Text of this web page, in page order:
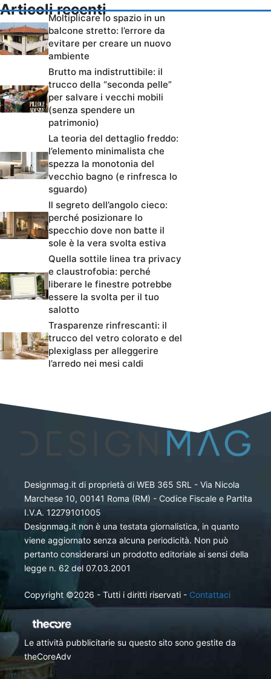
Articoli recenti
Moltiplicare lo spazio in un
balcone stretto: l’errore da
evitare per creare un nuovo
ambiente
Brutto ma indistruttibile: il
trucco della “seconda pelle”
per salvare i vecchi mobili
(senza spendere un
patrimonio)
La teoria del dettaglio freddo:
l’elemento minimalista che
spezza la monotonia del
vecchio bagno (e rinfresca lo
sguardo)
Il segreto dell’angolo cieco:
perché posizionare lo
specchio dove non batte il
sole è la vera svolta estiva
Quella sottile linea tra privacy
e claustrofobia: perché
liberare le finestre potrebbe
essere la svolta per il tuo
salotto
Trasparenze rinfrescanti: il
trucco del vetro colorato e del
plexiglass per alleggerire
l’arredo nei mesi caldi
Designmag.it di proprietà di WEB 365 SRL - Via Nicola
Marchese 10, 00141 Roma (RM) - Codice Fiscale e Partita
I.V.A. 12279101005
Designmag.it non è una testata giornalistica, in quanto
viene aggiornato senza alcuna periodicità. Non può
pertanto considerarsi un prodotto editoriale ai sensi della
legge n. 62 del 07.03.2001
Copyright ©2026 - Tutti i diritti riservati - Contattaci
Le attività pubblicitarie su questo sito sono gestite da
theCoreAdv